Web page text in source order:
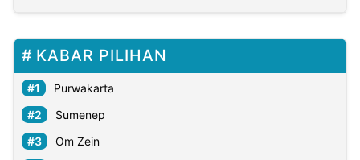
KABAR PILIHAN
Purwakarta
Sumenep
Om Zein